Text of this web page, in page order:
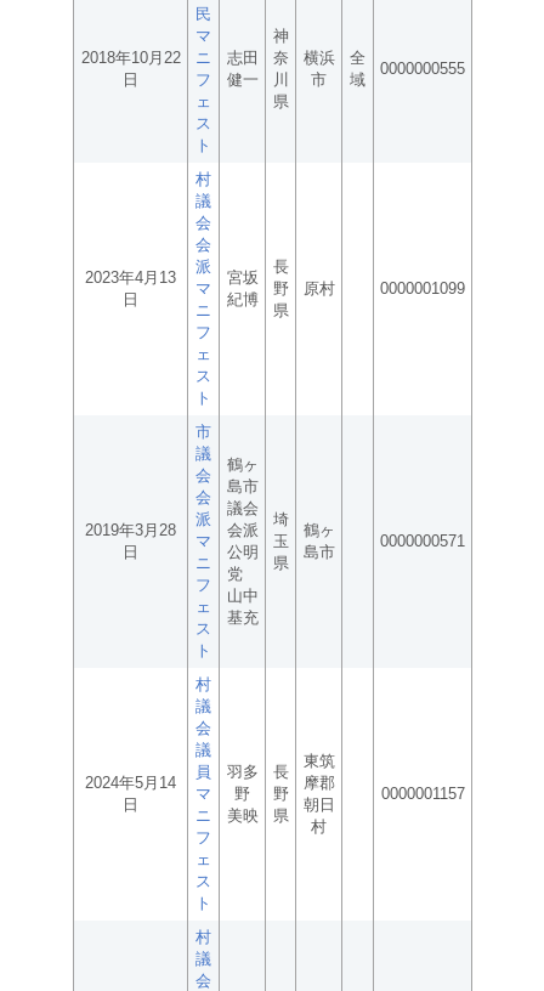
2018年10月22
日
民
マ
ニ
フ
ェ
ス
ト
志田
健一
神
奈
川
県
横浜
市
全
域
0000000555
2023年4月13
日
村
議
会
会
派
マ
ニ
フ
ェ
ス
ト
宮坂
紀博
長
野
県
原村 0000001099
2019年3月28
日
市
議
会
会
派
マ
ニ
フ
ェ
ス
ト
鶴ヶ
島市
議会
会派
公明
党
山中
基充
埼
玉
県
鶴ヶ
島市
0000000571
2024年5月14
日
村
議
会
議
員
マ
ニ
フ
ェ
ス
ト
羽多
野
美映
長
野
県
東筑
摩郡
朝日
村
0000001157
村
議
会